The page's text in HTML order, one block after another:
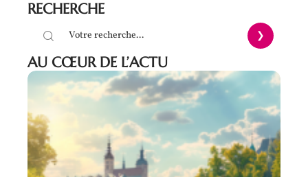
RECHERCHE
AU CŒUR DE L’ACTU